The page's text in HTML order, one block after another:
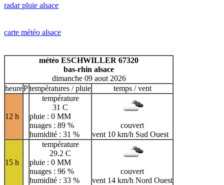
H
I J K L M
N
T
U
V
W X Y Z
radar pluie alsace
carte météo alsace
météo ESCHWILLER 67320
bas-rhin alsace
dimanche 09 aout 2026
heurePtempératures / pluie temps / vent
12 h
température
31 C
pluie : 0 MM
nuages : 89 %
humidité : 31 %
couvert
vent 10 km/h Sud Ouest
15 h
température
29.2 C
pluie : 0 MM
nuages : 96 %
humidité : 33 %
couvert
vent 14 km/h Nord Ouest